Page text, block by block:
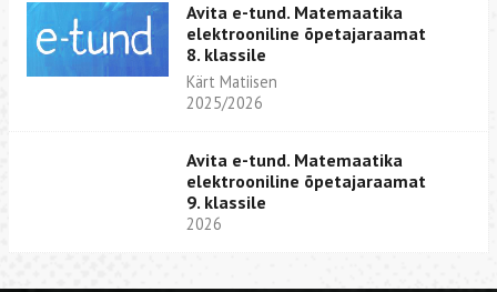
Avita e-tund. Matemaatika
elektrooniline õpetajaraamat
8. klassile
Kärt Matiisen
2025/2026
Avita e-tund. Matemaatika
elektrooniline õpetajaraamat
9. klassile
2026